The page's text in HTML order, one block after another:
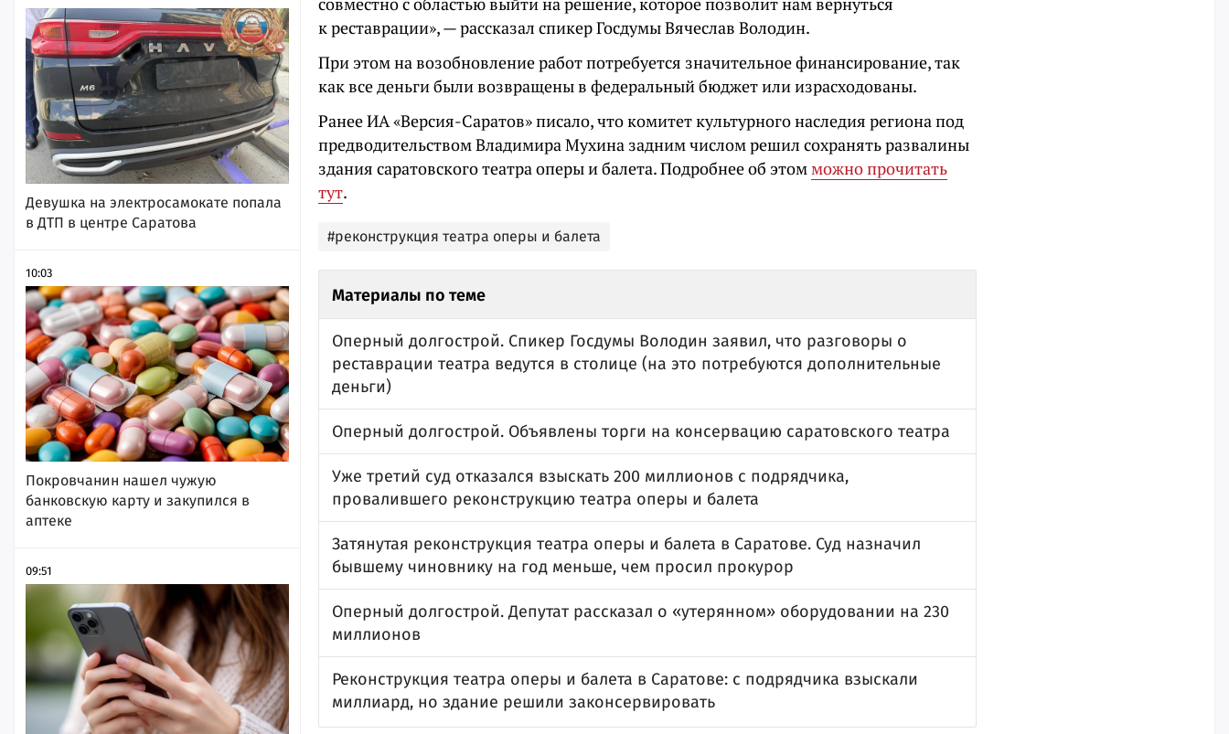
Девушка на электросамокате попала
в ДТП в центре Саратова
10:03
Покровчанин нашел чужую
банковскую карту и закупился в
аптеке
09:51
к реставрации», — рассказал спикер Госдумы Вячеслав Володин.
При этом на возобновление работ потребуется значительное финансирование, так
как все деньги были возвращены в федеральный бюджет или израсходованы.
Ранее ИА «Версия-Саратов» писало, что комитет культурного наследия региона под
предводительством Владимира Мухина задним числом решил сохранять развалины
здания саратовского театра оперы и балета. Подробнее об этомможно прочитать
тут.
#реконструкция театра оперы и балета
Материалы по теме
Оперный долгострой. Спикер Госдумы Володин заявил, что разговоры о
реставрации театра ведутся в столице (на это потребуются дополнительные
деньги)
Оперный долгострой. Объявлены торги на консервацию саратовского театра
Уже третий суд отказался взыскать 200 миллионов с подрядчика,
провалившего реконструкцию театра оперы и балета
Затянутая реконструкция театра оперы и балета в Саратове. Суд назначил
бывшему чиновнику на год меньше, чем просил прокурор
Оперный долгострой. Депутат рассказал о «утерянном» оборудовании на 230
миллионов
Реконструкция театра оперы и балета в Саратове: с подрядчика взыскали
миллиард, но здание решили законсервировать